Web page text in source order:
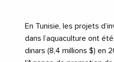
En Tunisie, les projets
dans l’aquaculture ont
dinars (8,4 millions $) en